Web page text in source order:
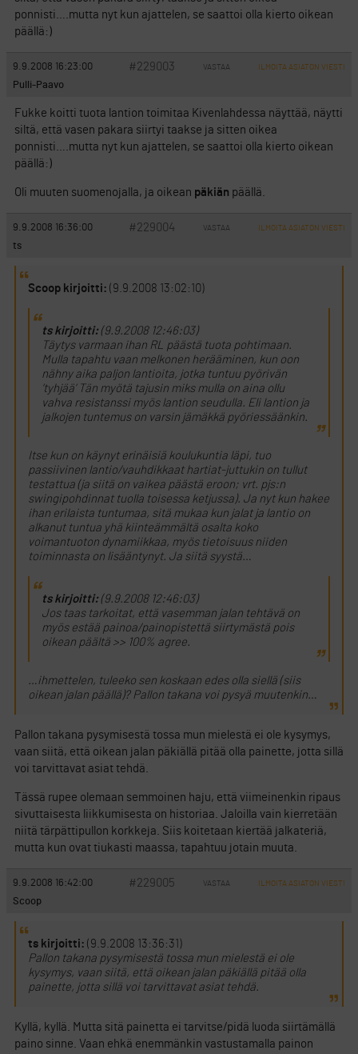
ponnisti….mutta nyt kun ajattelen, se saattoi olla kierto oikean
päällä:)
9.9.2008 16:23:00 #229003 VASTAA ILMOITA ASIATON VIESTI
Pulli-Paavo
Fukke koitti tuota lantion toimitaa Kivenlahdessa näyttää, näytti
siltä, että vasen pakara siirtyi taakse ja sitten oikea
ponnisti….mutta nyt kun ajattelen, se saattoi olla kierto oikean
päällä:)
Oli muuten suomenojalla, ja oikean päkiän päällä.
9.9.2008 16:36:00 #229004 VASTAA ILMOITA ASIATON VIESTI
ts
Scoop kirjoitti: (9.9.2008 13:02:10)
ts kirjoitti:(9.9.2008 12:46:03)
Täytys varmaan ihan RL päästä tuota pohtimaan.
Mulla tapahtu vaan melkonen herääminen, kun oon
nähny aika paljon lantioita, jotka tuntuu pyörivän
’tyhjää’ Tän myötä tajusin miks mulla on aina ollu
vahva resistanssi myös lantion seudulla. Eli lantion ja
jalkojen tuntemus on varsin jämäkkä pyöriessäänkin.
Itse kun on käynyt erinäisiä koulukuntia läpi, tuo
passiivinen lantio/vauhdikkaat hartiat-juttukin on tullut
testattua (ja siitä on vaikea päästä eroon; vrt. pjs:n
swingipohdinnat tuolla toisessa ketjussa). Ja nyt kun hakee
ihan erilaista tuntumaa, sitä mukaa kun jalat ja lantio on
alkanut tuntua yhä kiinteämmältä osalta koko
voimantuoton dynamiikkaa, myös tietoisuus niiden
toiminnasta on lisääntynyt. Ja siitä syystä…
ts kirjoitti:(9.9.2008 12:46:03)
Jos taas tarkoitat, että vasemman jalan tehtävä on
myös estää painoa/painopistettä siirtymästä pois
oikean päältä >> 100% agree.
…ihmettelen, tuleeko sen koskaan edes olla siellä (siis
oikean jalan päällä)? Pallon takana voi pysyä muutenkin…
Pallon takana pysymisestä tossa mun mielestä ei ole kysymys,
vaan siitä, että oikean jalan päkiällä pitää olla painette, jotta sillä
voi tarvittavat asiat tehdä.
Tässä rupee olemaan semmoinen haju, että viimeinenkin ripaus
sivuttaisesta liikkumisesta on historiaa. Jaloilla vain kierretään
niitä tärpättipullon korkkeja. Siis koitetaan kiertää jalkateriä,
mutta kun ovat tiukasti maassa, tapahtuu jotain muuta.
9.9.2008 16:42:00 #229005 VASTAA ILMOITA ASIATON VIESTI
Scoop
ts kirjoitti: (9.9.2008 13:36:31)
Pallon takana pysymisestä tossa mun mielestä ei ole
kysymys, vaan siitä, että oikean jalan päkiällä pitää olla
painette, jotta sillä voi tarvittavat asiat tehdä.
Kyllä, kyllä. Mutta sitä painetta ei tarvitse/pidä luoda siirtämällä
paino sinne. Vaan ehkä enemmänkin vastustamalla painon